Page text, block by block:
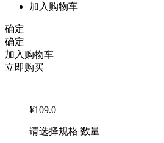
加入购物车
确定
确定
加入购物车
立即购买
¥109.0
请选择规格 数量